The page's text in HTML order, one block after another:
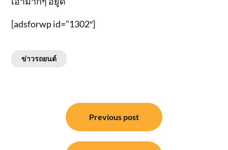
[adsforwp id=”1302″]
ข่าวรถยนต์
Previous post